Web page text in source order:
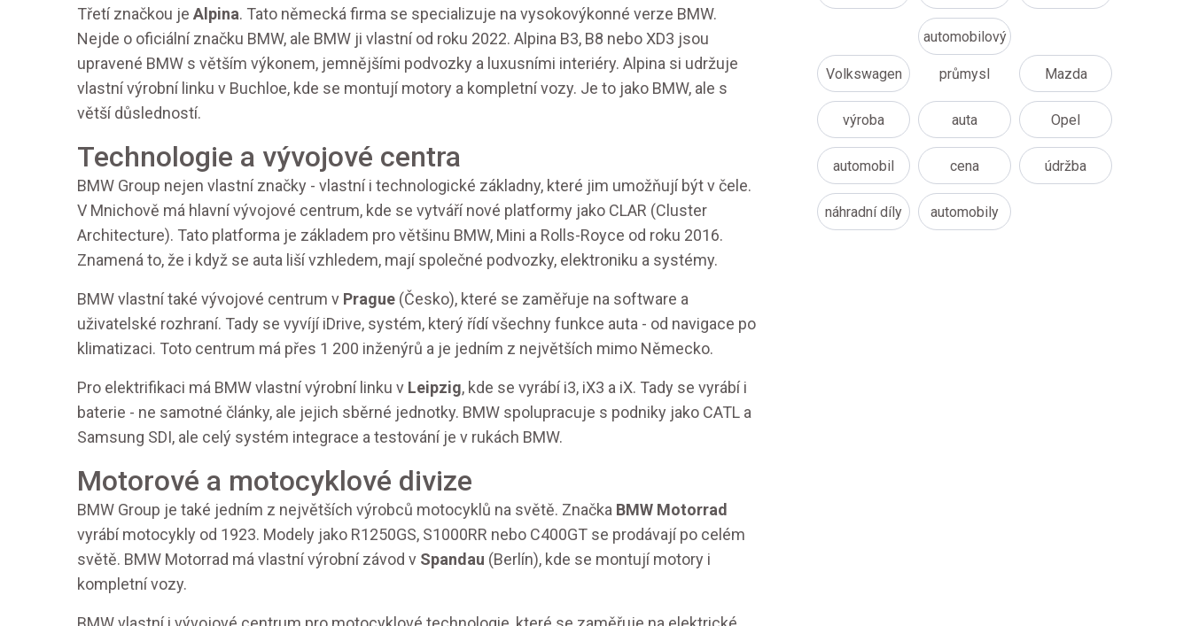
Třetí značkou je Alpina. Tato německá firma se specializuje na vysokovýkonné verze BMW.
Nejde o oficiální značku BMW, ale BMW ji vlastní od roku 2022. Alpina B3, B8 nebo XD3 jsou
upravené BMW s větším výkonem, jemnějšími podvozky a luxusními interiéry. Alpina si udržuje
vlastní výrobní linku v Buchloe, kde se montují motory a kompletní vozy. Je to jako BMW, ale s
větší důsledností.
Technologie a vývojové centra
BMW Group nejen vlastní značky - vlastní i technologické základny, které jim umožňují být v čele.
V Mnichově má hlavní vývojové centrum, kde se vytváří nové platformy jako CLAR (Cluster
Architecture). Tato platforma je základem pro většinu BMW, Mini a Rolls-Royce od roku 2016.
Znamená to, že i když se auta liší vzhledem, mají společné podvozky, elektroniku a systémy.
BMW vlastní také vývojové centrum v Prague (Česko), které se zaměřuje na software a
uživatelské rozhraní. Tady se vyvíjí iDrive, systém, který řídí všechny funkce auta - od navigace po
klimatizaci. Toto centrum má přes 1 200 inženýrů a je jedním z největších mimo Německo.
Pro elektrifikaci má BMW vlastní výrobní linku v Leipzig, kde se vyrábí i3, iX3 a iX. Tady se vyrábí i
baterie - ne samotné články, ale jejich sběrné jednotky. BMW spolupracuje s podniky jako CATL a
Samsung SDI, ale celý systém integrace a testování je v rukách BMW.
Motorové a motocyklové divize
BMW Group je také jedním z největších výrobců motocyklů na světě. Značka BMW Motorrad
vyrábí motocykly od 1923. Modely jako R1250GS, S1000RR nebo C400GT se prodávají po celém
světě. BMW Motorrad má vlastní výrobní závod v Spandau (Berlín), kde se montují motory i
kompletní vozy.
Volkswagen
automobilový
průmysl Mazda
výroba auta Opel
automobil cena údržba
náhradní díly automobily